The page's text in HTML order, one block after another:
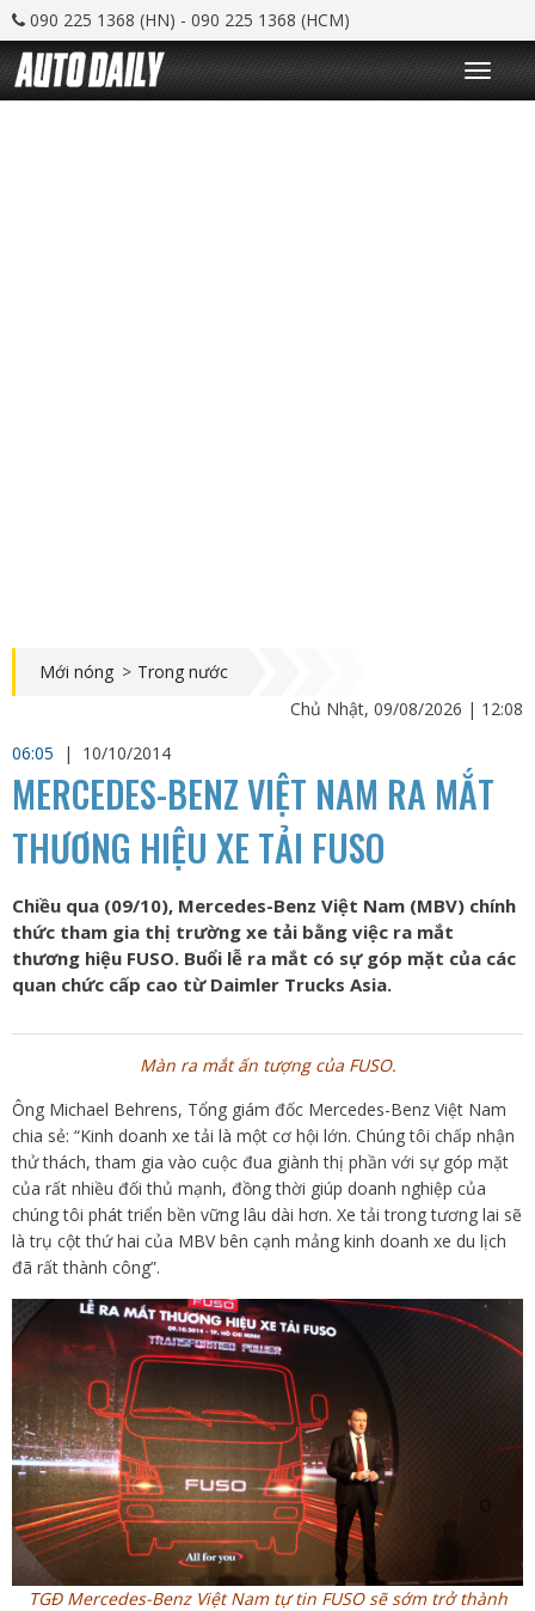
090 225 1368 (HN) - 090 225 1368 (HCM)
T
o
g
Mới nóng > Trong nước
Chủ Nhật, 09/08/2026 | 12:08
06:05
| 10/10/2014
MERCEDES-BENZ VIỆT NAM RA MẮT
THƯƠNG HIỆU XE TẢI FUSO
Chiều qua (09/10), Mercedes-Benz Việt Nam (MBV) chính
thức tham gia thị trường xe tải bằng việc ra mắt
thương hiệu FUSO. Buổi lễ ra mắt có sự góp mặt của các
quan chức cấp cao từ Daimler Trucks Asia.
Màn ra mắt ấn tượng của FUSO.
Ông Michael Behrens, Tổng giám đốc Mercedes-Benz Việt Nam
chia sẻ: “Kinh doanh xe tải là một cơ hội lớn. Chúng tôi chấp nhận
thử thách, tham gia vào cuộc đua giành thị phần với sự góp mặt
của rất nhiều đối thủ mạnh, đồng thời giúp doanh nghiệp của
chúng tôi phát triển bền vững lâu dài hơn. Xe tải trong tương lai sẽ
là trụ cột thứ hai của MBV bên cạnh mảng kinh doanh xe du lịch
đã rất thành công”.
TGĐ Mercedes-Benz Việt Nam tự tin FUSO sẽ sớm trở thành